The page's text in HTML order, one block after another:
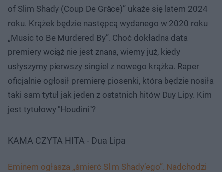
of Slim Shady (Coup De Grâce)” ukaże się latem 2024
roku. Krążek będzie następcą wydanego w 2020 roku
„Music to Be Murdered By”. Choć dokładna data
premiery wciąż nie jest znana, wiemy już, kiedy
usłyszymy pierwszy singiel z nowego krążka. Raper
oficjalnie ogłosił premierę piosenki, która będzie nosiła
taki sam tytuł jak jeden z ostatnich hitów Duy Lipy. Kim
jest tytułowy "Houdini"?
KAMA CZYTA HITA - Dua Lipa
Eminem ogłasza „śmierć Slim Shady’ego”. Nadchodzi